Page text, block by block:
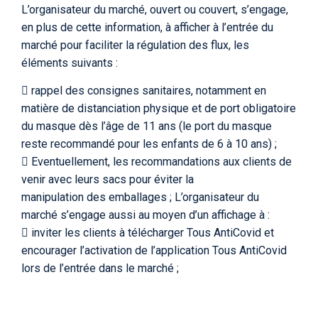
L’organisateur du marché, ouvert ou couvert, s’engage,
en plus de cette information, à afficher à l’entrée du
marché pour faciliter la régulation des flux, les
éléments suivants :
 rappel des consignes sanitaires, notamment en
matière de distanciation physique et de port obligatoire
du masque dès l’âge de 11 ans (le port du masque
reste recommandé pour les enfants de 6 à 10 ans) ;
 Eventuellement, les recommandations aux clients de
venir avec leurs sacs pour éviter la
manipulation des emballages ; L’organisateur du
marché s’engage aussi au moyen d’un affichage à :
 inviter les clients à télécharger Tous AntiCovid et
encourager l’activation de l’application Tous AntiCovid
lors de l’entrée dans le marché ;